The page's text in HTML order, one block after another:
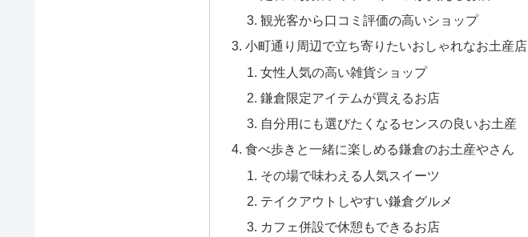
観光客から口コミ評価の高いショップ
小町通り周辺で立ち寄りたいおしゃれなお土産店
女性人気の高い雑貨ショップ
鎌倉限定アイテムが買えるお店
自分用にも選びたくなるセンスの良いお土産
食べ歩きと一緒に楽しめる鎌倉のお土産やさん
その場で味わえる人気スイーツ
テイクアウトしやすい鎌倉グルメ
カフェ併設で休憩もできるお店